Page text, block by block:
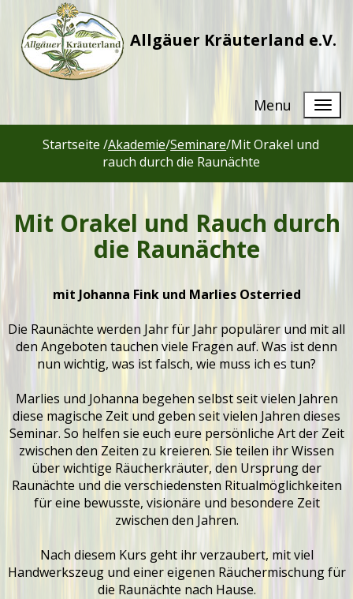
Allgäuer Kräuterland e.V.
Menu
Startseite /Akademie/Seminare/Mit Orakel und
rauch durch die Raunächte
Mit Orakel und Rauch durch
die Raunächte
mit Johanna Fink und Marlies Osterried
Die Raunächte werden Jahr für Jahr populärer und mit all
den Angeboten tauchen viele Fragen auf. Was ist denn
nun wichtig, was ist falsch, wie muss ich es tun?
Marlies und Johanna begehen selbst seit vielen Jahren
diese magische Zeit und geben seit vielen Jahren dieses
Seminar. So helfen sie euch eure persönliche Art der Zeit
zwischen den Zeiten zu kreieren. Sie teilen ihr Wissen
über wichtige Räucherkräuter, den Ursprung der
Raunächte und die verschiedensten Ritualmöglichkeiten
für eine bewusste, visionäre und besondere Zeit
zwischen den Jahren.
Nach diesem Kurs geht ihr verzaubert, mit viel
Handwerkszeug und einer eigenen Räuchermischung für
die Raunächte nach Hause.